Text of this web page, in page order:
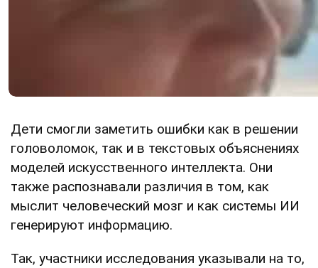
Дети смогли заметить ошибки как в решении
головоломок, так и в текстовых объяснениях
моделей искусственного интеллекта. Они
также распознавали различия в том, как
мыслит человеческий мозг и как системы ИИ
генерируют информацию.
Так, участники исследования указывали на то,